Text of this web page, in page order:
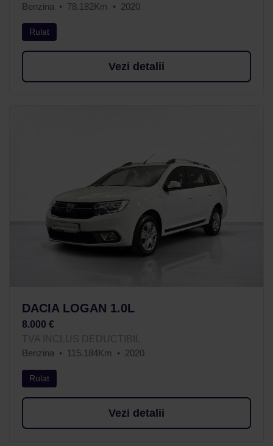
Benzina
78.182Km 2020
Rulat
Vezi detalii
DACIA LOGAN 1.0L
8.000 €
TVA INCLUS DEDUCTIBIL
Benzina
115.184Km 2020
Rulat
Vezi detalii